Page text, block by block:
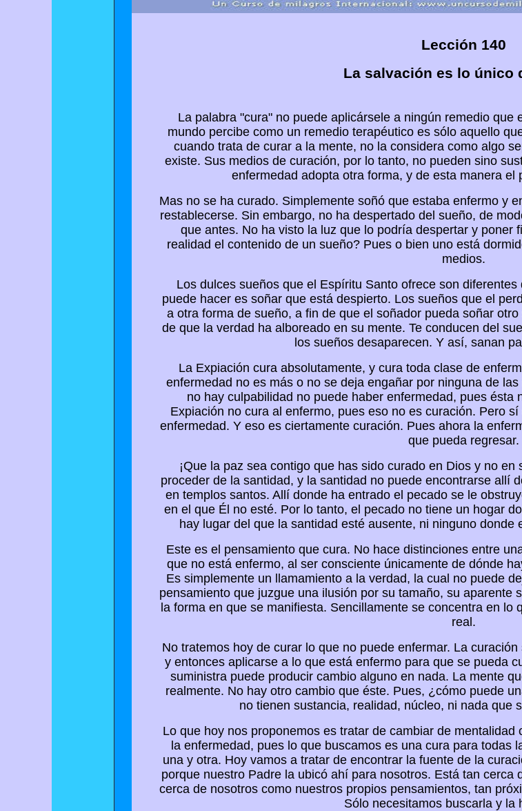
Lección 140
La salvación es lo único
La palabra "cura" no puede aplicársele a ningún remedio que
mundo percibe como un remedio terapéutico es sólo aquello
cuando trata de curar a la mente, no la considera como algo
existe. Sus medios de curación, por lo tanto, no pueden sino
enfermedad adopta otra forma, y de esta manera el
Mas no se ha curado. Simplemente soñó que estaba enfermo y
restablecerse. Sin embargo, no ha despertado del sueño, de
que antes. No ha visto la luz que lo podría despertar y poner
realidad el contenido de un sueño? Pues o bien uno está
medios.
Los dulces sueños que el Espíritu Santo ofrece son
puede hacer es soñar que está despierto. Los sueños que el
a otra forma de sueño, a fin de que el soñador pueda soñar
de que la verdad ha alboreado en su mente. Te conducen del
los sueños desaparecen. Y así, sanan
La Expiación cura absolutamente, y cura toda clase de
enfermedad no es más o no se deja engañar por ninguna de
no hay culpabilidad no puede haber enfermedad, pues ésta
Expiación no cura al enfermo, pues eso no es curación. Pero
enfermedad. Y eso es ciertamente curación. Pues ahora la
que pueda regresar.
¡Que la paz sea contigo que has sido curado en Dios y no
proceder de la santidad, y la santidad no puede encontrarse allí
en templos santos. Allí donde ha entrado el pecado se le
en el que Él no esté. Por lo tanto, el pecado no tiene un hogar
hay lugar del que la santidad esté ausente, ni ninguno
Este es el pensamiento que cura. No hace distinciones entre
que no está enfermo, al ser consciente únicamente de dónde
Es simplemente un llamamiento a la verdad, la cual no puede
pensamiento que juzgue una ilusión por su tamaño, su aparente
la forma en que se manifiesta. Sencillamente se concentra en
real.
No tratemos hoy de curar lo que no puede enfermar. La
y entonces aplicarse a lo que está enfermo para que se pueda
suministra puede producir cambio alguno en nada. La mente
realmente. No hay otro cambio que éste. Pues, ¿cómo puede
no tienen sustancia, realidad, núcleo, ni nada que
Lo que hoy nos proponemos es tratar de cambiar de
la enfermedad, pues lo que buscamos es una cura para todas
una y otra. Hoy vamos a tratar de encontrar la fuente de la
porque nuestro Padre la ubicó ahí para nosotros. Está tan cerca
cerca de nosotros como nuestros propios pensamientos, tan
Sólo necesitamos buscarla y la